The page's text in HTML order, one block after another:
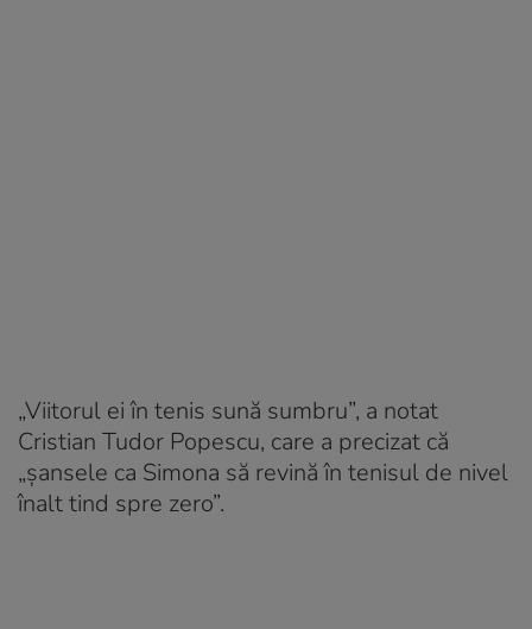
„Viitorul ei în tenis sună sumbru”, a notat
Cristian Tudor Popescu, care a precizat că
„șansele ca Simona să revină în tenisul de nivel
înalt tind spre zero”.